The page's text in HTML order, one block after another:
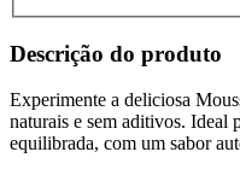
Descrição do produto
Experimente a deliciosa
naturais e sem aditivos. Ideal
equilibrada, com um sabor